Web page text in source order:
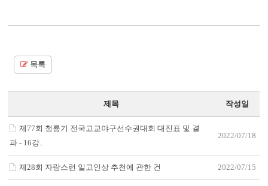
목록
제목 작성일
제77회 청룡기 전국고교야구선수권대회 대진표 및 결
과 - 16강..
2022/07/18
제28회 자랑스런 일고인상 추천에 관한 건 2022/07/15